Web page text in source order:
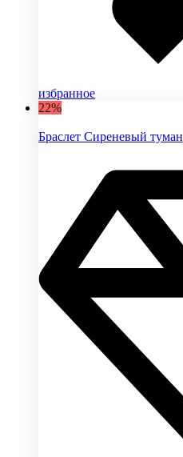
избранное
22%
Браслет Сиреневый туман